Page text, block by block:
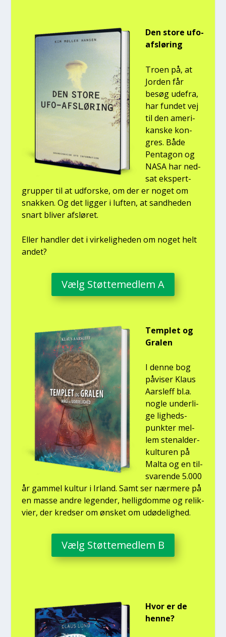
Den sto­re ufo-
afslø­ring
Tro­en på, at
Jor­den får
besøg ude­fra,
har fun­det vej
til den ame­ri­
kan­ske kon­
gres. Både
Pen­ta­gon og
NASA har ned­
sat eks­pert­
grup­per til at udfor­ske, om der er noget om
snak­ken. Og det lig­ger i luf­ten, at sand­he­den
snart bli­ver afslø­ret.
Eller hand­ler det i vir­ke­lig­he­den om noget helt
andet?
Vælg Støt­te­med­lem A
Temp­let og
Gra­len
I den­ne bog
påvi­ser Klaus
Aars­l­eff bl.a.
nog­le under­li­
ge lig­heds­
punk­ter mel­
lem ste­nal­der­
kul­tu­ren på
Mal­ta og en til­
sva­ren­de 5.000
år gam­mel kul­tur i Irland. Samt ser nær­me­re på
en mas­se andre legen­der, hel­lig­dom­me og relik­
vi­er, der kred­ser om ønsket om udø­de­lig­hed.
Vælg Støt­te­med­lem B
Hvor er de
hen­ne?